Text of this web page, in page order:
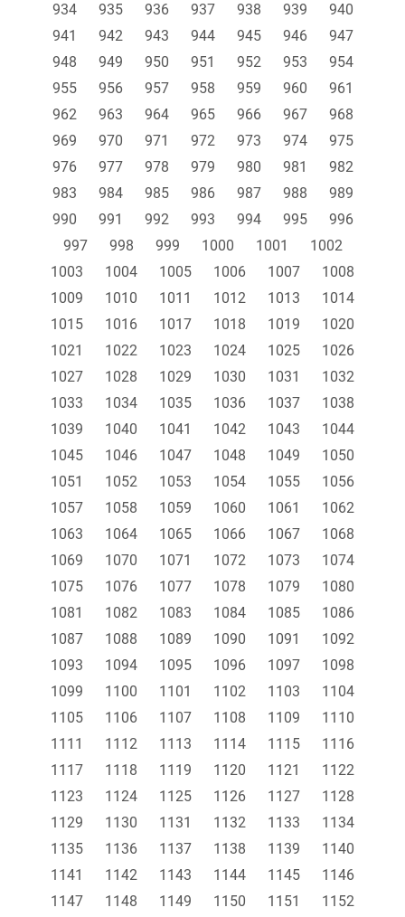
934
935 936 937 938 939
940
941
942 943 944 945 946
947
948
949 950 951 952 953
954
955
956 957 958 959 960
961
962
963 964 965 966 967
968
969
970 971 972 973 974
975
976
977 978 979 980 981
982
983
984 985 986 987 988
989
990
991 992 993 994 995
996
997
998 999 1000 1001
1002
1003
1004 1005 1006 1007
1008
1009
1010 1011 1012 1013
1014
1015
1016 1017 1018 1019
1020
1021
1022 1023 1024 1025
1026
1027
1028 1029 1030 1031
1032
1033
1034 1035 1036 1037
1038
1039
1040 1041 1042 1043
1044
1045
1046 1047 1048 1049
1050
1051
1052 1053 1054 1055
1056
1057
1058 1059 1060 1061
1062
1063
1064 1065 1066 1067
1068
1069
1070 1071 1072 1073
1074
1075
1076 1077 1078 1079
1080
1081
1082 1083 1084 1085
1086
1087
1088 1089 1090 1091
1092
1093
1094 1095 1096 1097
1098
1099
1100 1101 1102 1103
1104
1105
1106 1107 1108 1109
1110
1111
1112 1113 1114 1115
1116
1117
1118 1119 1120 1121
1122
1123
1124 1125 1126 1127
1128
1129
1130 1131 1132 1133
1134
1135
1136 1137 1138 1139
1140
1141
1142 1143 1144 1145
1146
1147
1148 1149 1150 1151 1152